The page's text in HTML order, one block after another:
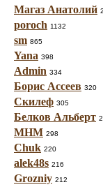
Магаз Анатолий
poroch 1132
sm 865
Yana 398
Admin 334
Борис Ассеев 320
Скилеф 305
Белков Альберт
МНМ 298
Chuk 220
alek48s 216
Grozniy 212